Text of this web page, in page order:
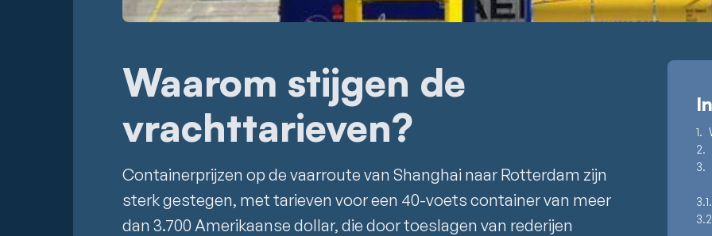
Waarom stijgen de
vrachttarieven?
Containerprijzen op de vaarroute van Shanghai naar Rotterdam zijn
sterk gestegen, met tarieven voor een 40-voets container van meer
dan 3.700 Amerikaanse dollar, die door toeslagen van rederijen